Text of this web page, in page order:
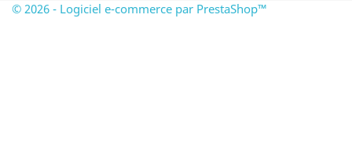
© 2026 - Logiciel e-commerce par PrestaShop™